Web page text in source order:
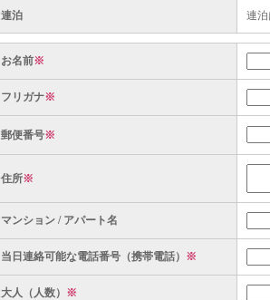
連泊 連
お名前※
フリガナ※
郵便番号※
住所※
マンション / アパート名
当日連絡可能な電話番号（携帯電話） ※
大人（人数） ※